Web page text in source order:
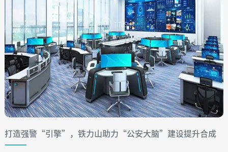
打造强警“引擎”，铁力山助力“公安大脑”建设提升合成